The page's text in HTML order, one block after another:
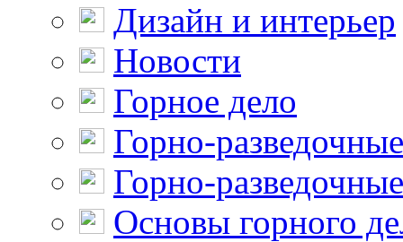
Дизайн и интерьер
Новости
Горное дело
Горно-
Горно-
Основы горного